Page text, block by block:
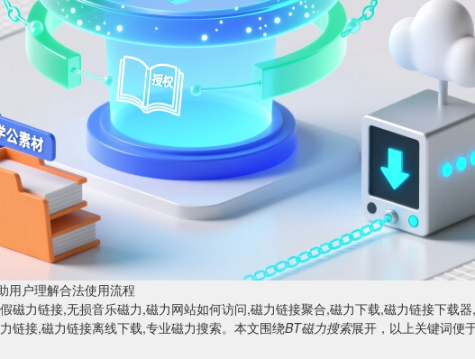
用户理解合法使用流程
磁力链接,无损音乐磁力,磁力网站如何访问,磁力链接聚合,磁力下载,磁力链接下载
链接,磁力链接离线下载,专业磁力搜索。本文围绕BT磁力搜索展开，以上关键词便